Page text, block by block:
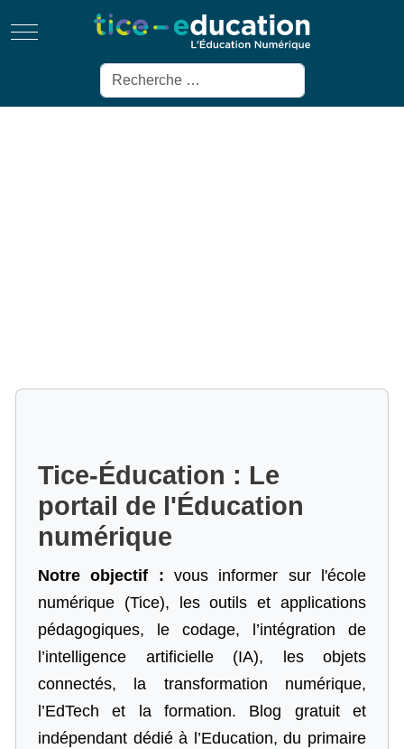
Mobile Menu Toggle
Rechercher
Tice-Éducation : Le
portail de l'Éducation
numérique
Notre objectif : vous informer sur l'école
numérique (Tice), les outils et applications
pédagogiques, le codage,
l’intégration de
l’intelligence artificielle (IA), les objets
connectés, la transformation numérique,
l’EdTech et la formation. Blog gratuit et
indépendant dédié à l’Education, du primaire